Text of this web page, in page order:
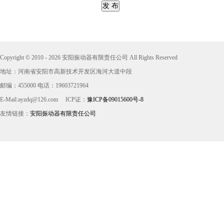
发 布
Copyright © 2010 - 2026 安阳振动器有限责任公司 All Rights Reserved
地址：河南省安阳市高新技术开发区海河大道中段
邮编：455000 电话：19603721964
E-Mail:ayzdq@126.com
ICP证： 豫ICP备09015600号-8
友情链接： 安阳振动器有限责任公司